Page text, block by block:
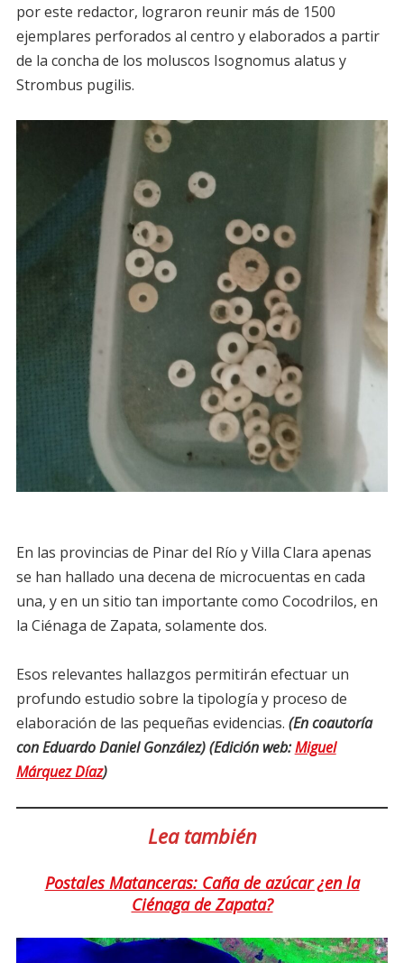
por este redactor, lograron reunir más de 1500
ejemplares perforados al centro y elaborados a partir
de la concha de los moluscos Isognomus alatus y
Strombus pugilis.
En las provincias de Pinar del Río y Villa Clara apenas
se han hallado una decena de microcuentas en cada
una, y en un sitio tan importante como Cocodrilos, en
la Ciénaga de Zapata, solamente dos.
Esos relevantes hallazgos permitirán efectuar un
profundo estudio sobre la tipología y proceso de
elaboración de las pequeñas evidencias. (En coautoría
con Eduardo Daniel González)(Edición web:Miguel
Márquez Díaz)
Lea también
Postales Matanceras: Caña de azúcar ¿en la
Ciénaga de Zapata?